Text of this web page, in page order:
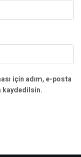
için adım, e-posta
kaydedilsin.